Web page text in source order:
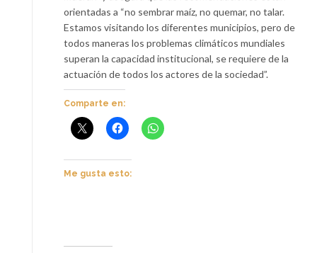
orientadas a “no sembrar maíz, no quemar, no talar.
Estamos visitando los diferentes municipios, pero de
todos maneras los problemas climáticos mundiales
superan la capacidad institucional, se requiere de la
actuación de todos los actores de la sociedad”.
Comparte en:
Me gusta esto: